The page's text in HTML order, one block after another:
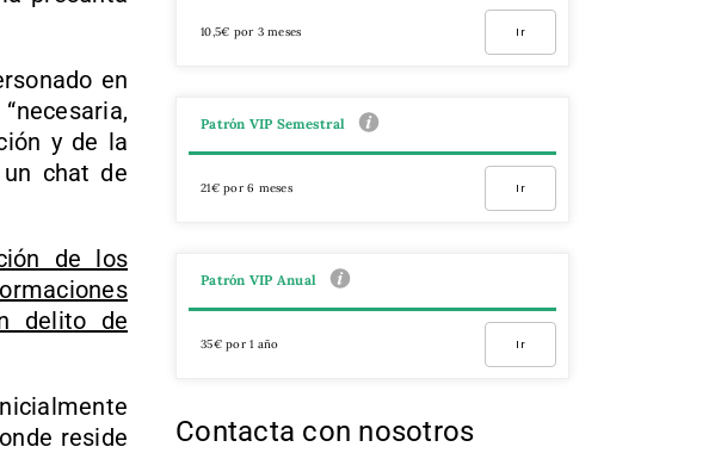
en
y de la
chat de
de los
delito de
reside
10,5€ por 3 meses Ir
Patrón VIP Semestral
21€ por 6 meses Ir
Patrón VIP Anual
35€ por 1 año Ir
Contacta con nosotros